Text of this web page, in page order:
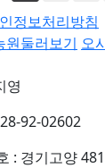
정보처리방침
원둘러보기 오
영
92-02602
: 경기고양